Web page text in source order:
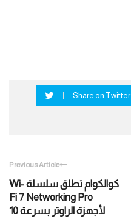
Share on Twitter
Previous Article
كوالكوام تطلق سلسلة Wi-
Fi 7 Networking Pro
لأجهزة الراوتر بسرعة 10